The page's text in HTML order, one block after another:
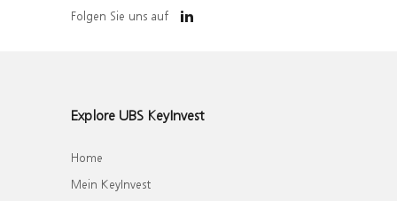
Folgen Sie uns auf
Explore UBS KeyInvest
Home
Mein KeyInvest